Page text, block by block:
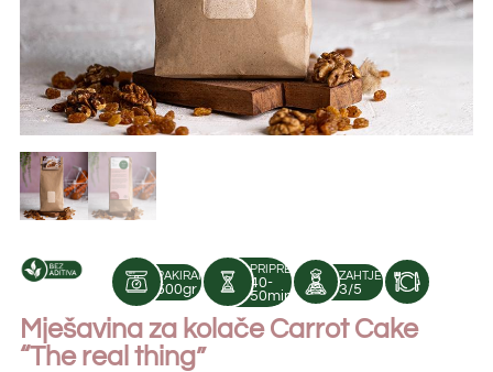
PAKIRANJE:
500gr
PRIPREMA:
40-
50min
ZAHTJEVNOST:
3/5
Mješavina za kolače Carrot Cake
“The real thing”